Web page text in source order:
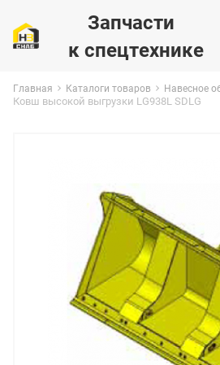
Запчасти
к спецтехнике
Главная Каталоги товаров Навесное
Ковш высокой выгрузки LG938L SDLG